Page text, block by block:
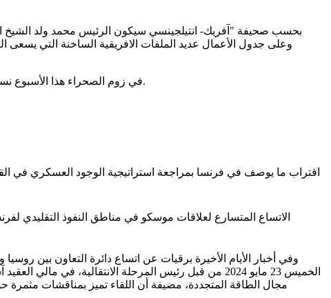
بحسب صحيفة "آفريك- انتيلجينسي سيكون الرئيس محمد ولد الشيخ
وعلى جدول الأعمال عديد الملفات الافريقية الساخنة التي
في زوم الصحراء هذا الأسبوع نستشرف أفق تحولات علاقة باريس بفضاء نفوذها الاستراتيجي الآخذ في التمرد عليها؛ والدور الواقع والمتوقع لانواكشوط في هذه التحولات.
وفي أخبار الأيام الأخيرة برقيات عن اتساع دائرة التعاون بين
الخميس 23 مايو 2024 من قبل رئيس المرحلة الانتقالية،